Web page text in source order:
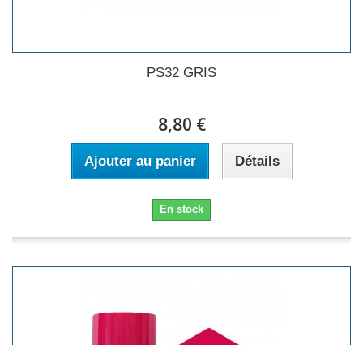
PS32 GRIS
8,80 €
Ajouter au panier Détails
En stock